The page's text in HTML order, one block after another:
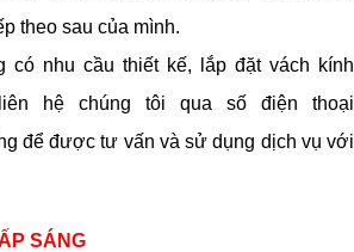
theo sau của mình.
có nhu cầu thiết kế, lắp đặt vách kính
hệ chúng tôi qua số điện thoại
để được tư vấn và sử dụng dịch vụ với
SÁNG